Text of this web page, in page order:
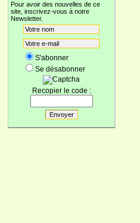
Pour avoir des nouvelles de ce
site, inscrivez-vous à notre
Newsletter.
S'abonner
Se désabonner
Recopier le code :